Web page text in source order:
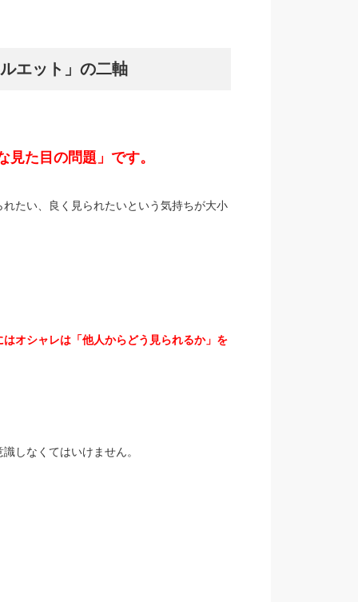
エット」の二軸
た目の問題」です。
たい、良く見られたいという気持ちが大小
はオシャレは「他人からどう見られるか」を
しなくてはいけません。